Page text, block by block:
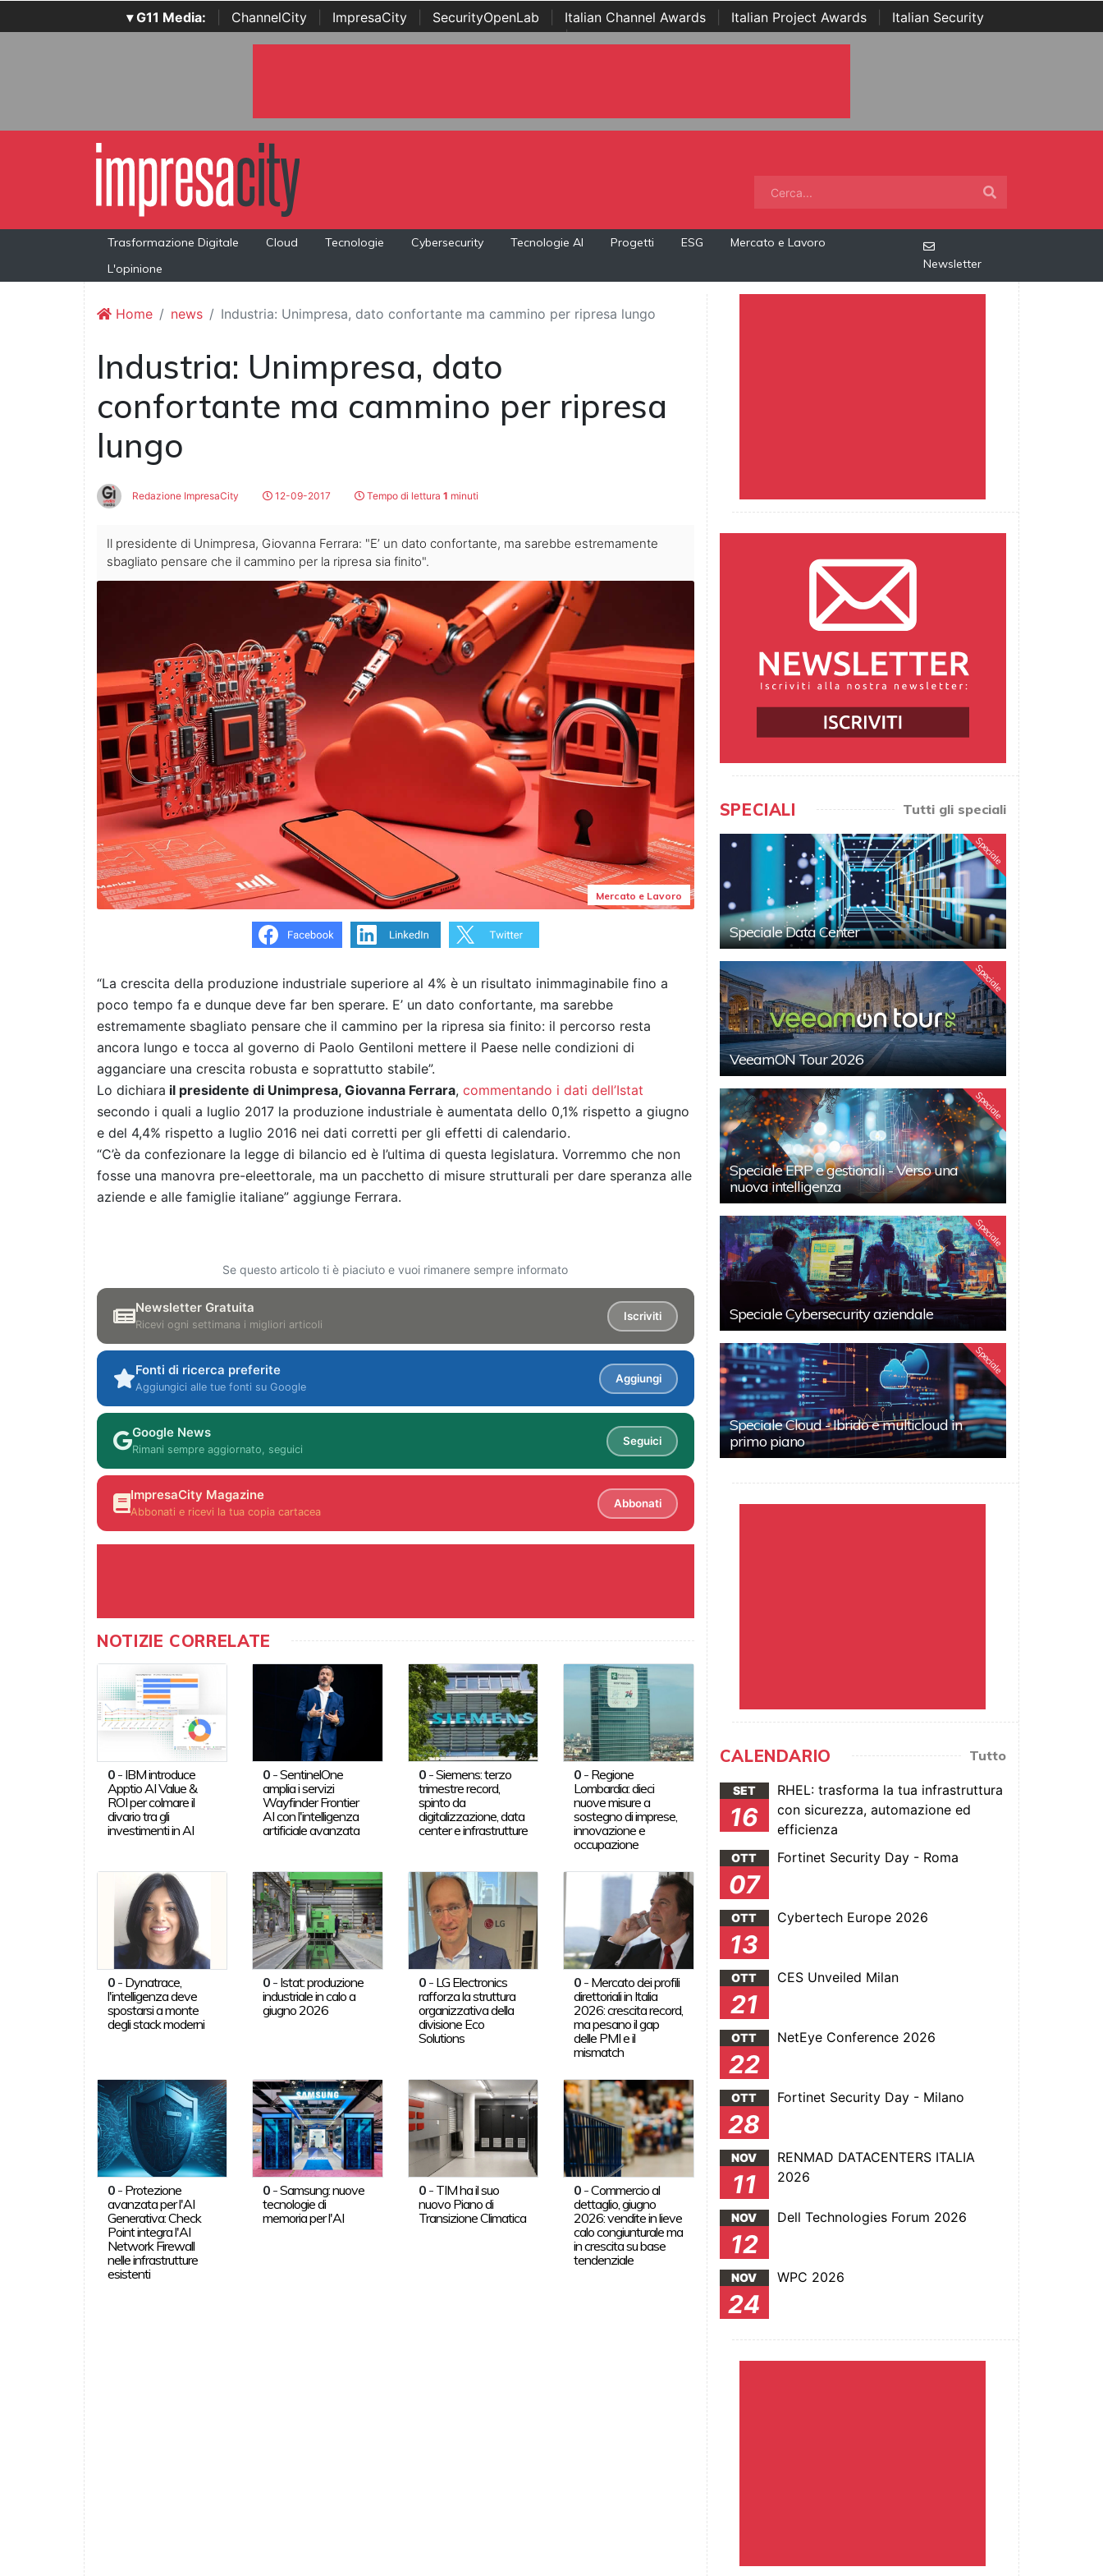
▾ G11 Media: ChannelCity ImpresaCity SecurityOpenLab Italian Channel Awards Italian Project Awards
Italian Security
Awards | ...
Trasformazione Digitale Cloud Tecnologie Cybersecurity Tecnologie AI Progetti ESG
Mercato e Lavoro
L'opinione
Newsletter
Home news Industria: Unimpresa, dato confortante ma cammino per ripresa lungo
Industria: Unimpresa, dato
confortante ma cammino per ripresa
lungo
Redazione ImpresaCity 12-09-2017 Tempo di lettura 1 minuti
Il presidente di Unimpresa, Giovanna Ferrara: "E’ un dato confortante, ma sarebbe estremamente
sbagliato pensare che il cammino per la ripresa sia finito".
Mercato e Lavoro
“La crescita della produzione industriale superiore al 4% è un risultato inimmaginabile fino a
poco tempo fa e dunque deve far ben sperare. E’ un dato confortante, ma sarebbe
estremamente sbagliato pensare che il cammino per la ripresa sia finito: il percorso resta
ancora lungo e tocca al governo di Paolo Gentiloni mettere il Paese nelle condizioni di
agganciare una crescita robusta e soprattutto stabile”.
Lo dichiara il presidente di Unimpresa, Giovanna Ferrara, commentando i dati dell’Istat
secondo i quali a luglio 2017 la produzione industriale è aumentata dello 0,1% rispetto a giugno
e del 4,4% rispetto a luglio 2016 nei dati corretti per gli effetti di calendario.
“C’è da confezionare la legge di bilancio ed è l’ultima di questa legislatura. Vorremmo che non
fosse una manovra pre-eleettorale, ma un pacchetto di misure strutturali per dare speranza alle
aziende e alle famiglie italiane” aggiunge Ferrara.
Se questo articolo ti è piaciuto e vuoi rimanere sempre informato
Newsletter Gratuita
Ricevi ogni settimana i migliori articoli
Iscriviti
Fonti di ricerca preferite
Aggiungici alle tue fonti su Google
Aggiungi
Google News
Rimani sempre aggiornato, seguici
Seguici
ImpresaCity Magazine
Abbonati e ricevi la tua copia cartacea
Abbonati
NOTIZIE CORRELATE
0- IBM introduce
Apptio AI Value &
ROI per colmare il
divario tra gli
investimenti in AI
0 -SentinelOne
amplia i servizi
Wayfinder Frontier
AI con l'intelligenza
artificiale avanzata
0-Siemens: terzo
trimestre record,
spinto da
digitalizzazione, data
center e infrastrutture
0 - Regione
Lombardia: dieci
nuove misure a
sostegno di imprese,
innovazione e
occupazione
0- Dynatrace,
l'intelligenza deve
spostarsi a monte
degli stack moderni
0 - Istat: produzione
industriale in calo a
giugno 2026
0- LG Electronics
rafforza la struttura
organizzativa della
divisione Eco
Solutions
0 - Mercato dei profili
direttoriali in Italia
2026: crescita record,
ma pesano il gap
delle PMI e il
mismatch
0- Protezione
avanzata per l'AI
Generativa: Check
Point integra l'AI
Network Firewall
nelle infrastrutture
esistenti
0 -Samsung: nuove
tecnologie di
memoria per l'AI
0- TIM ha il suo
nuovo Piano di
Transizione Climatica
0 -Commercio al
dettaglio, giugno
2026: vendite in lieve
calo congiunturale ma
in crescita su base
tendenziale
SPECIALI Tutti gli speciali
Speciale
Speciale Data Center
Speciale
VeeamON Tour 2026
Speciale
Speciale ERP e gestionali - Verso una
nuova intelligenza
Speciale
Speciale Cybersecurity aziendale
Speciale
Speciale Cloud - Ibrido e multicloud in
primo piano
CALENDARIO Tutto
SET
16
RHEL: trasforma la tua infrastruttura
con sicurezza, automazione ed
efficienza
OTT
07
Fortinet Security Day - Roma
OTT
13
Cybertech Europe 2026
OTT
21
CES Unveiled Milan
OTT
22
NetEye Conference 2026
OTT
28
Fortinet Security Day - Milano
NOV
11
RENMAD DATACENTERS ITALIA
2026
NOV
12
Dell Technologies Forum 2026
NOV
24
WPC 2026